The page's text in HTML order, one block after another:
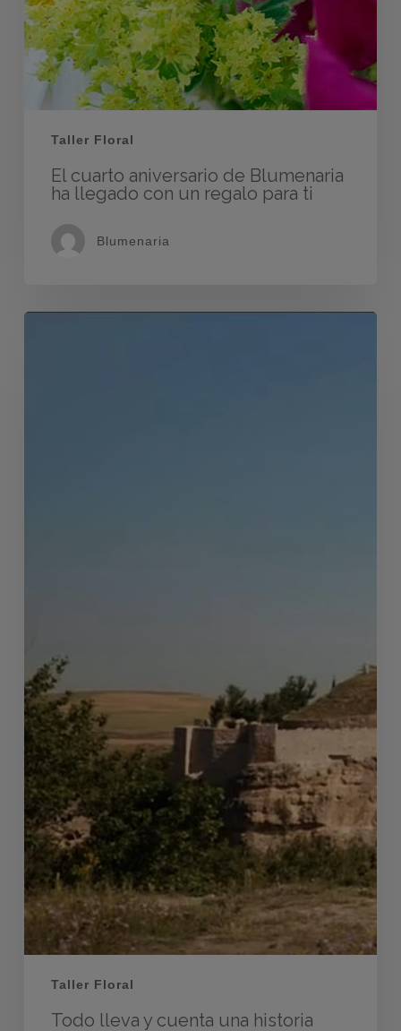
Taller Floral
El cuarto aniversario de Blumenaria
ha llegado con un regalo para ti
Blumenaria
Taller Floral
Todo lleva y cuenta una historia